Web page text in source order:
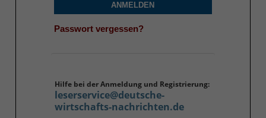
ANMELDEN
Passwort vergessen?
Hilfe bei der Anmeldung und Registrierung:
leserservice@deutsche-
wirtschafts-nachrichten.de